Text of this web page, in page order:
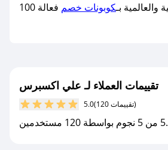
والعالمية بـكوبونات خصم
تقييمات العملاء لـ علي اكسبرس
5.0 (120 تقييمات)